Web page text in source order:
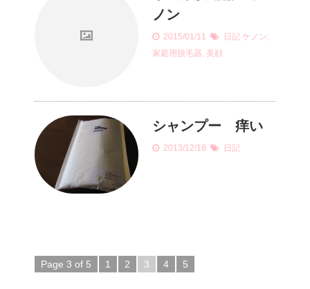
ノン
2015/01/11 日記 ケノン,
家庭用脱毛器, 美顔
シャンプー 痒い
2013/12/18 日記
Page 3 of 5 1 2 3 4 5